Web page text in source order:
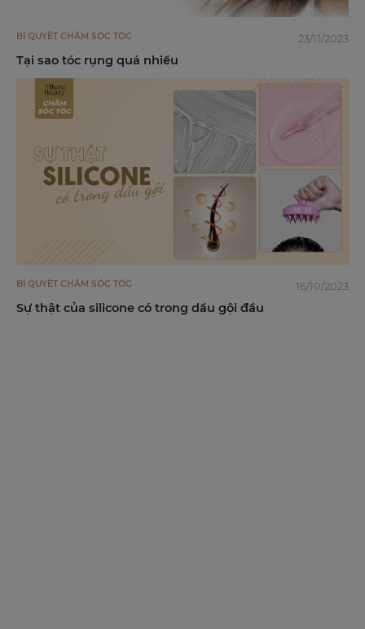
BÍ QUYẾT CHĂM SÓC TÓC 23/11/2023
Tại sao tóc rụng quá nhiều
BÍ QUYẾT CHĂM SÓC TÓC 16/10/2023
Sự thật của silicone có trong dầu gội đầu